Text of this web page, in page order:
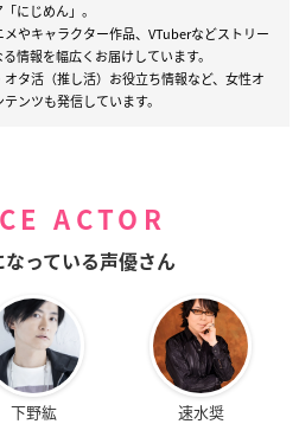
にじめん」。
やキャラクター作品、VTuberなどストリー
情報を幅広くお届けしています。
タ活（推し活）お役立ち情報など、女性オ
ンツも発信しています。
ACTOR
なっている声優さん
下野紘 速水奨